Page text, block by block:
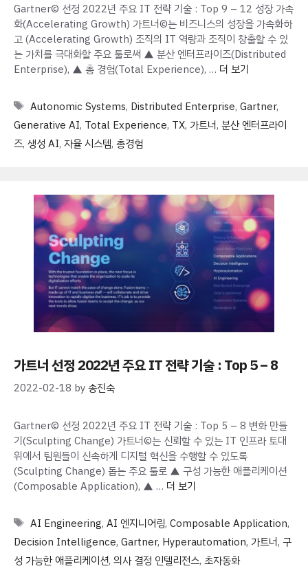
Gartner© 선정 2022년 주요 IT 전략 기술 : Top 9 – 12 성장 가속
화(Accelerating Growth) 가트너©는 비즈니스의 성장을 가속화하
고 (Accelerating Growth) 조직의 IT 역량과 조직이 창출할 수 있
는 가치를 극대화할 주요 툴로써 ▲ 분산 엔터프라이즈(Distributed
Enterprise), ▲ 총 경험(Total Experience), … 더 보기
Tags
Autonomic Systems, Distributed Enterprise, Gartner,
Generative AI, Total Experience, TX, 가트너, 분산 엔터프라이
즈, 생성 AI, 자율 시스템, 총경험
가트너 선정 2022년 주요 IT 전략 기술 : Top 5 – 8
2022-02-18 by송진숙
Gartner© 선정 2022년 주요 IT 전략 기술 : Top 5 – 8 변화 만들
기(Sculpting Change) 가트너©는 신뢰할 수 있는 IT 인프라 토대
위에서 팀원들이 신속하게 디지털 혁신을 수행할 수 있도록
(Sculpting Change) 돕는 주요 툴로 ▲ 구성 가능한 애플리케이션
(Composable Application), ▲ … 더 보기
Tags
AI Engineering, AI 엔지니어링, Composable Application,
Decision Intelligence, Gartner, Hyperautomation, 가트너, 구
성 가능한 애플리케이션, 의사 결정 인텔리전스, 초자동화